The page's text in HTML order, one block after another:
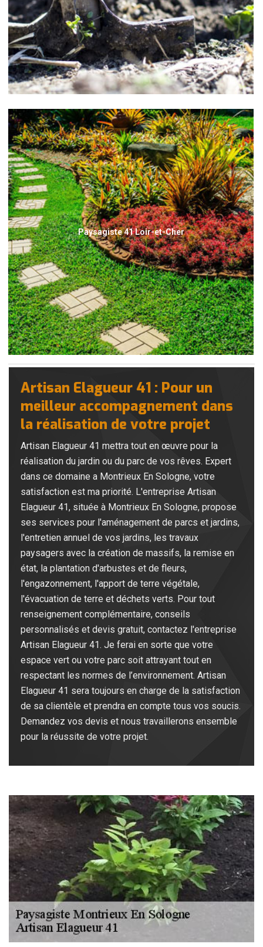
Paysagiste 41 Loir-et-Cher
Artisan Elagueur 41 : Pour un
meilleur accompagnement dans
la réalisation de votre projet
Artisan Elagueur 41 mettra tout en œuvre pour la
réalisation du jardin ou du parc de vos rêves. Expert
dans ce domaine a Montrieux En Sologne, votre
satisfaction est ma priorité. L'entreprise Artisan
Elagueur 41, située à Montrieux En Sologne, propose
ses services pour l'aménagement de parcs et jardins,
l'entretien annuel de vos jardins, les travaux
paysagers avec la création de massifs, la remise en
état, la plantation d'arbustes et de fleurs,
l'engazonnement, l'apport de terre végétale,
l'évacuation de terre et déchets verts. Pour tout
renseignement complémentaire, conseils
personnalisés et devis gratuit, contactez l'entreprise
Artisan Elagueur 41. Je ferai en sorte que votre
espace vert ou votre parc soit attrayant tout en
respectant les normes de l’environnement. Artisan
Elagueur 41 sera toujours en charge de la satisfaction
de sa clientèle et prendra en compte tous vos soucis.
Demandez vos devis et nous travaillerons ensemble
pour la réussite de votre projet.